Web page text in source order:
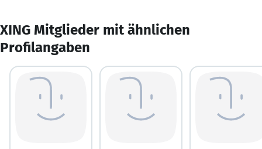
XING Mitglieder mit ähnlichen
Profilangaben